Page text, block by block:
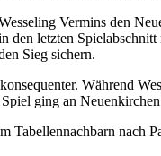
Vermins den
den letzten
Sieg sichern.
Während
ging an
Tabellennachbarn nach